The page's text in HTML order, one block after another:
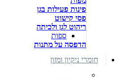
פינות פעילות בגן
פסי קישוט
ריהוט לגן ולכיתה
ספות
הדפסה על מתנות
חומרי ניקיון ומזון